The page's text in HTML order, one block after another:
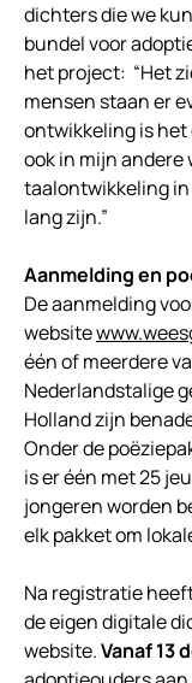
dichters die we
bundel voor
het project: “Het
mensen staan er
ontwikkeling is het
ook in mijn andere
taalontwikkeling in
lang zijn.”
Aanmelding en
De aanmelding
website
één of meerdere
Nederlandstalige
Holland zijn
Onder de
is er één met 25
jongeren worden
elk pakket om
Na registratie
de eigen digitale
website.Vanaf 13